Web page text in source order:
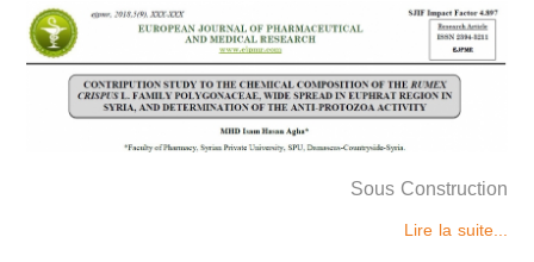
Sous Construction
Lire la suite...